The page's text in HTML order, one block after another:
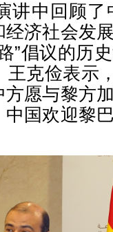
中回顾了
经济社会发
”倡议的历
克俭表示
愿与黎方
国欢迎黎